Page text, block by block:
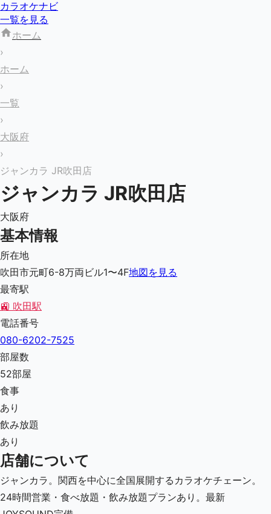
カラオケナビ
一覧を見る
ホーム
›
ホーム
›
一覧
›
大阪府
›
ジャンカラ JR吹田店
ジャンカラ JR吹田店
大阪府
基本情報
所在地
吹田市元町6-8万両ビル1〜4F地図を見る
最寄駅
🚉 吹田駅
電話番号
080-6202-7525
部屋数
52部屋
食事
あり
飲み放題
あり
店舗について
ジャンカラ。関西を中心に全国展開するカラオケチェーン。
24時間営業・食べ放題・飲み放題プランあり。最新